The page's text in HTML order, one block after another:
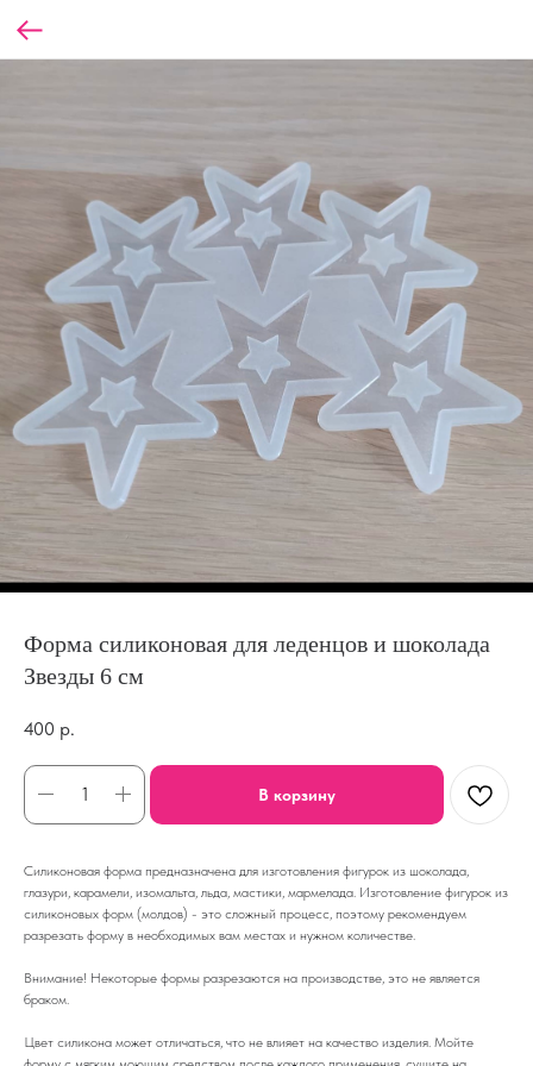
Форма силиконовая для леденцов и шоколада
Звезды 6 см
400 р.
В корзину
Силиконовая форма предназначена для изготовления фигурок из шоколада,
глазури, карамели, изомальта, льда, мастики, мармелада. Изготовление фигурок из
силиконовых форм (молдов) - это сложный процесс, поэтому рекомендуем
разрезать форму в необходимых вам местах и нужном количестве.
Внимание! Некоторые формы разрезаются на производстве, это не является
браком.
Цвет силикона может отличаться, что не влияет на качество изделия. Мойте